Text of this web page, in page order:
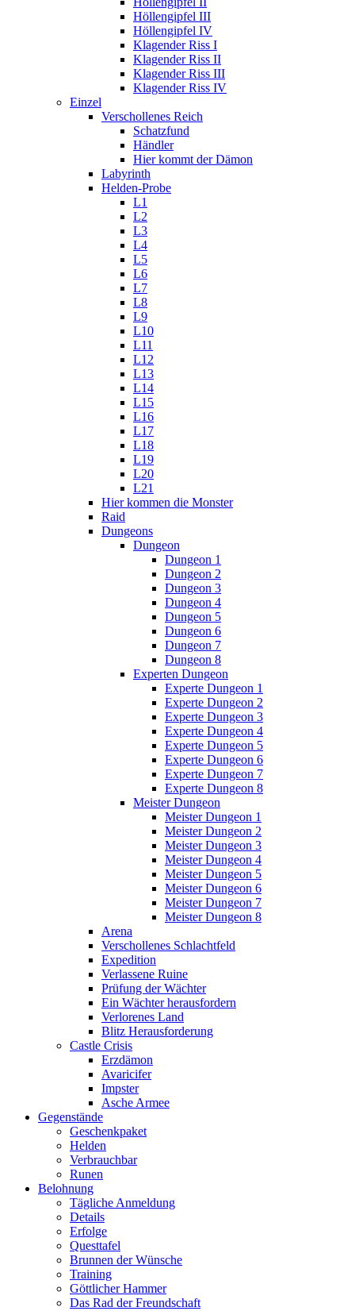
Höllengipfel III
Höllengipfel IV
Klagender Riss I
Klagender Riss II
Klagender Riss III
Klagender Riss IV
Einzel
Verschollenes Reich
Schatzfund
Händler
Hier kommt der Dämon
Labyrinth
Helden-Probe
L1
L2
L3
L4
L5
L6
L7
L8
L9
L10
L11
L12
L13
L14
L15
L16
L17
L18
L19
L20
L21
Hier kommen die Monster
Raid
Dungeons
Dungeon
Dungeon 1
Dungeon 2
Dungeon 3
Dungeon 4
Dungeon 5
Dungeon 6
Dungeon 7
Dungeon 8
Experten Dungeon
Experte Dungeon 1
Experte Dungeon 2
Experte Dungeon 3
Experte Dungeon 4
Experte Dungeon 5
Experte Dungeon 6
Experte Dungeon 7
Experte Dungeon 8
Meister Dungeon
Meister Dungeon 1
Meister Dungeon 2
Meister Dungeon 3
Meister Dungeon 4
Meister Dungeon 5
Meister Dungeon 6
Meister Dungeon 7
Meister Dungeon 8
Arena
Verschollenes Schlachtfeld
Expedition
Verlassene Ruine
Prüfung der Wächter
Ein Wächter herausfordern
Verlorenes Land
Blitz Herausforderung
Castle Crisis
Erzdämon
Avaricifer
Impster
Asche Armee
Gegenstände
Geschenkpaket
Helden
Verbrauchbar
Runen
Belohnung
Tägliche Anmeldung
Details
Erfolge
Questtafel
Brunnen der Wünsche
Training
Göttlicher Hammer
Das Rad der Freundschaft